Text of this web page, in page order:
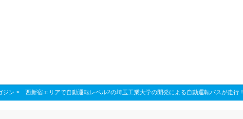
ジン > 西新宿エリアで自動運転レベル2の埼玉工業大学の開発による自動運転バスが走行